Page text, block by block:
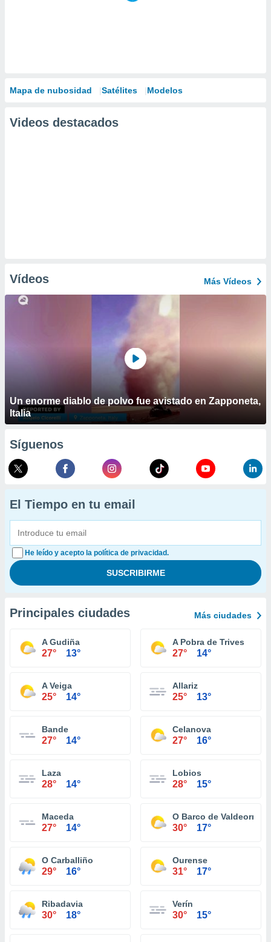
Mapa de nubosidad Satélites Modelos
Videos destacados
Vídeos Más Vídeos
Un enorme diablo de polvo fue avistado en Zapponeta,
Italia
Síguenos
El Tiempo en tu email
He leído y acepto la política de privacidad.
Principales ciudades Más ciudades
A Gudiña
27° 13°
A Pobra de Trives
27° 14°
A Veiga
25° 14°
Allariz
25° 13°
Bande
27° 14°
Celanova
27° 16°
Laza
28° 14°
Lobios
28° 15°
Maceda
27° 14°
O Barco de Valdeorras
30° 17°
O Carballiño
29° 16°
Ourense
31° 17°
Ribadavia
30° 18°
Verín
30° 15°